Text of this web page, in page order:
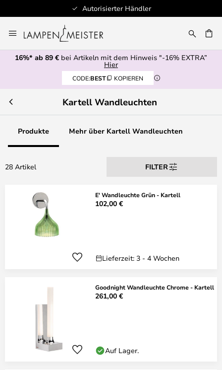
Schnelle Lieferung
Inhalt
springen
16%* ab 89 € bei Artikeln mit dem Hinweis "-16% EXTRA”
Hier
CODE:BEST KOPIEREN
Kartell Wandleuchten
Produkte Mehr über Kartell Wandleuchten
28 Artikel FILTER
E' Wandleuchte Grün - Kartell
102,00 €
Lieferzeit: 3 - 4 Wochen
Goodnight Wandleuchte Chrome - Kartell
261,00 €
Auf Lager.